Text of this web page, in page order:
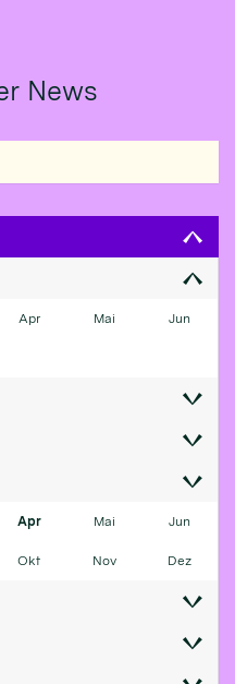
News
Apr Mai Jun
Apr Mai Jun
Okt Nov Dez